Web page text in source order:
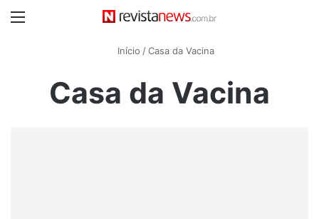
Início / Casa da Vacina
Casa da Vacina